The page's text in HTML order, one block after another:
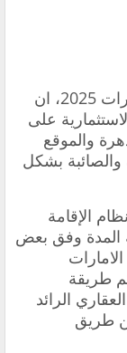
شروط استخراج إقامة مستثمر في الإمارات 2025، ان
على
والموقع
والصائبة بشكل
الإقامة
المدة وفق بعض
طريقة
الرائد
طريق